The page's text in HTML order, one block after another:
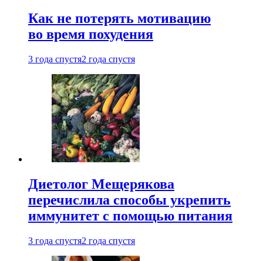
Как не потерять мотивацию
во время похудения
3 года спустя2 года спустя
Диетолог Мещерякова
перечислила способы укрепить
иммунитет с помощью питания
3 года спустя2 года спустя